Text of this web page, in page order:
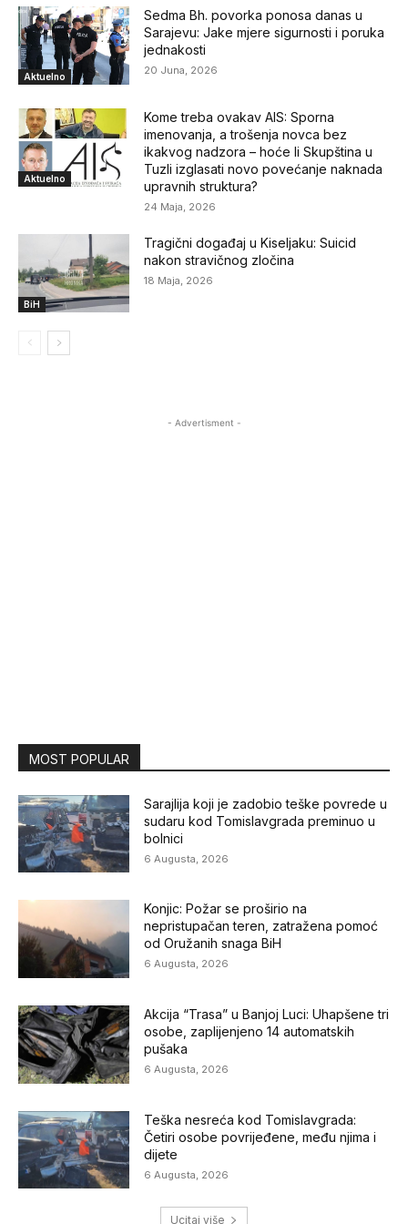
Aktuelno
Sedma Bh. povorka ponosa danas u
Sarajevu: Jake mjere sigurnosti i poruka
jednakosti
20 Juna, 2026
Aktuelno
Kome treba ovakav AIS: Sporna
imenovanja, a trošenja novca bez
ikakvog nadzora – hoće li Skupština u
Tuzli izglasati novo povećanje naknada
upravnih struktura?
24 Maja, 2026
BiH
Tragični događaj u Kiseljaku: Suicid
nakon stravičnog zločina
18 Maja, 2026
- Advertisment -
MOST POPULAR
Sarajlija koji je zadobio teške povrede u
sudaru kod Tomislavgrada preminuo u
bolnici
6 Augusta, 2026
Konjic: Požar se proširio na
nepristupačan teren, zatražena pomoć
od Oružanih snaga BiH
6 Augusta, 2026
Akcija “Trasa” u Banjoj Luci: Uhapšene tri
osobe, zaplijenjeno 14 automatskih
pušaka
6 Augusta, 2026
Teška nesreća kod Tomislavgrada:
Četiri osobe povrijeđene, među njima i
dijete
6 Augusta, 2026
Ucitaj više